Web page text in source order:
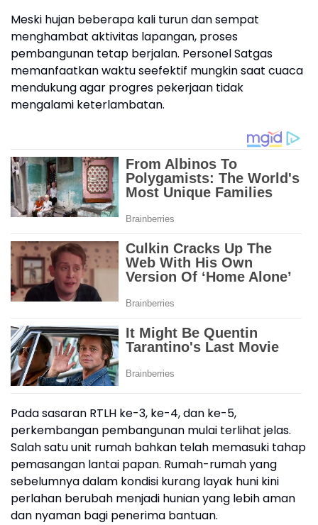
Meski hujan beberapa kali turun dan sempat
menghambat aktivitas lapangan, proses
pembangunan tetap berjalan. Personel Satgas
memanfaatkan waktu seefektif mungkin saat cuaca
mendukung agar progres pekerjaan tidak
mengalami keterlambatan.
Pada sasaran RTLH ke-3, ke-4, dan ke-5,
perkembangan pembangunan mulai terlihat jelas.
Salah satu unit rumah bahkan telah memasuki tahap
pemasangan lantai papan. Rumah-rumah yang
sebelumnya dalam kondisi kurang layak huni kini
perlahan berubah menjadi hunian yang lebih aman
dan nyaman bagi penerima bantuan.